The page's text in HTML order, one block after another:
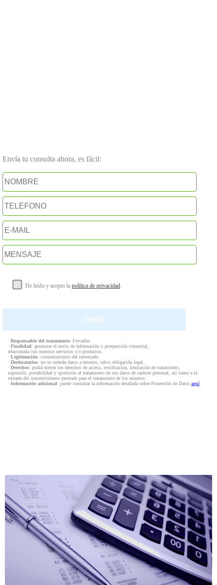
Envía tu consulta ahora, es fácil:
He leído y acepto la política de privacidad.
· Responsable del tratamiento: Fervalles
· Finalidad: gestionar el envío de información y prospección comercial,
relacionada con nuestros servicios y/o productos.
· Legitimación: consentimiento del interesado.
· Destinatarios: no se cederán datos a terceros, salvo obligación legal.
· Derechos: podrá ejercer los derechos de acceso, rectificación, limitación de tratamiento,
supresión, portabilidad y oposición al tratamiento de sus datos de carácter personal, así como a la
retirada del consentimiento prestado para el tratamiento de los mismos.
· Información adicional: puede consultar la información detallada sobre Protección de Datos aquí.